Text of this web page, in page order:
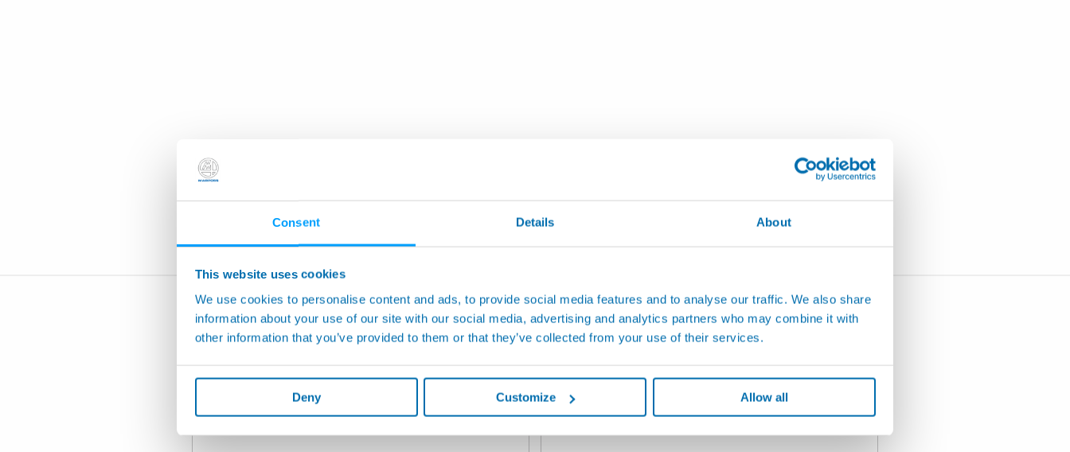
Consent Details About
This website uses cookies
We use cookies to personalise content and ads, to provide social media features and to analyse our traffic. We also share
information about your use of our site with our social media, advertising and analytics partners who may combine it with
other information that you’ve provided to them or that they’ve collected from your use of their services.
Deny Customize Allow all
정보를 요청하다